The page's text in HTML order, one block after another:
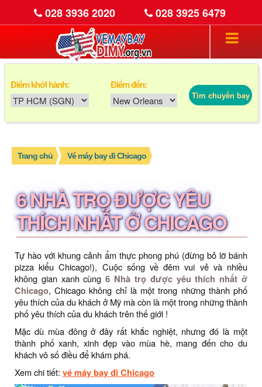
028 3936 2020 028 3925 6479
Điểm khởi hành: Điểm đến:
Tìm chuyến bay
Trang chủ Vé máy bay đi Chicago
6 NHÀ TRỌ ĐƯỢC YÊU
THÍCH NHẤT Ở CHICAGO
Tự hào với khung cảnh ẩm thực phong phú (đừng bỏ lỡ bánh
pizza kiểu Chicago!), Cuộc sống về đêm vui vẻ và nhiều
không gian xanh cùng6 Nhà trọ được yêu thích nhất ở
Chicago, Chicago không chỉ là một trong những thành phố
yêu thích của du khách ở Mỹ mà còn là một trong những thành
phố yêu thích của du khách trên thế giới !
Mặc dù mùa đông ở đây rất khắc nghiệt, nhưng đó là một
thành phố xanh, xinh đẹp vào mùa hè, mang đến cho du
khách vô số điều để khám phá.
Xem chi tiết: vé máy bay đi Chicago